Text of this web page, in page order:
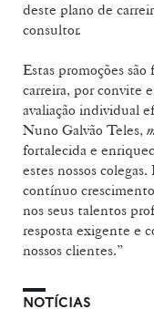
deste plano de
consultor.
Estas promoções
carreira, por convite
avaliação individual
Nuno Galvão Teles,
fortalecida e
estes nossos
contínuo crescimento
nos seus talentos
resposta exigente e
nossos clientes.”
NOTÍCIAS